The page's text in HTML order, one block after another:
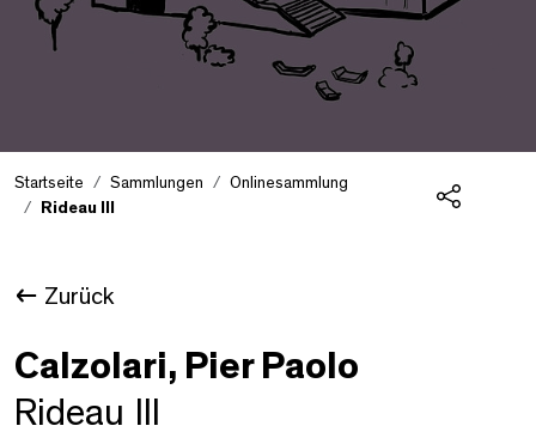
Startseite Sammlungen
Onlinesammlung
Rideau III
Zurück
Calzolari, Pier Paolo
Rideau III